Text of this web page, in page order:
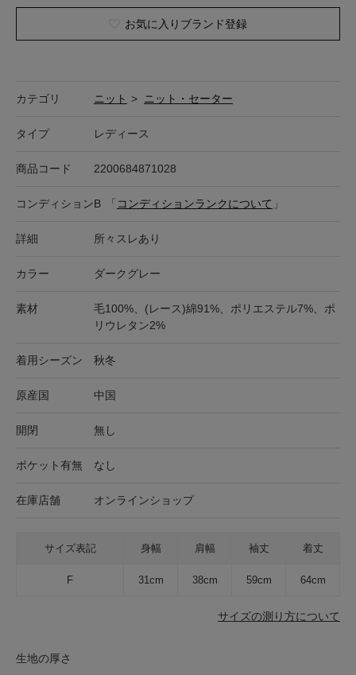
お気に入りブランド登録
カテゴリ ニット > ニット・セーター
タイプ レディース
商品コード 2200684871028
コンディションB 「 コンディションランクについて 」
詳細 所々スレあり
カラー ダークグレー
素材
毛100%、(レース)綿91%、ポリエステル7%、ポ
リウレタン2%
着用シーズン 秋冬
原産国 中国
開閉 無し
ポケット有無 なし
在庫店舗 オンラインショップ
サイズ表記 身幅 肩幅 袖丈 着丈
F 31cm 38cm 59cm 64cm
サイズの測り方について
生地の厚さ